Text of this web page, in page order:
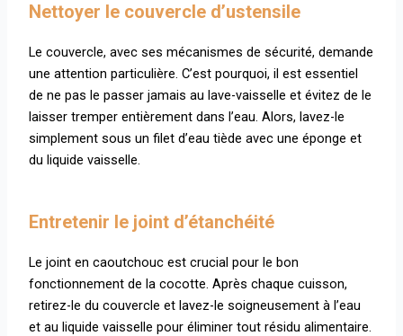
Nettoyer le couvercle d’ustensile
Le couvercle, avec ses mécanismes de sécurité, demande
une attention particulière. C’est pourquoi, il est essentiel
de ne pas le passer jamais au lave-vaisselle et évitez de le
laisser tremper entièrement dans l’eau. Alors, lavez-le
simplement sous un filet d’eau tiède avec une éponge et
du liquide vaisselle.
Entretenir le joint d’étanchéité
Le joint en caoutchouc est crucial pour le bon
fonctionnement de la cocotte. Après chaque cuisson,
retirez-le du couvercle et lavez-le soigneusement à l’eau
et au liquide vaisselle pour éliminer tout résidu alimentaire.